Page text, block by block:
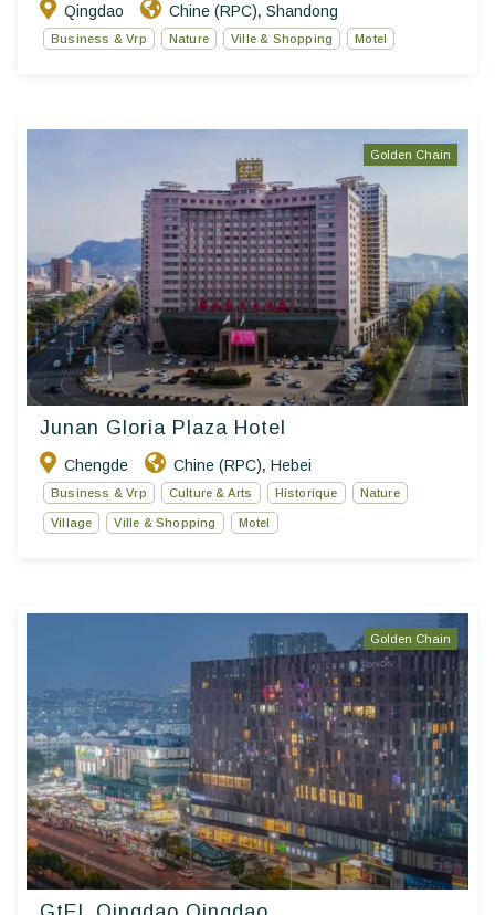
Qingdao Chine (RPC), Shandong
Business & Vrp Nature Ville & Shopping Motel
Golden Chain
Junan Gloria Plaza Hotel
Chengde Chine (RPC), Hebei
Business & Vrp Culture & Arts Historique Nature
Village Ville & Shopping Motel
Golden Chain